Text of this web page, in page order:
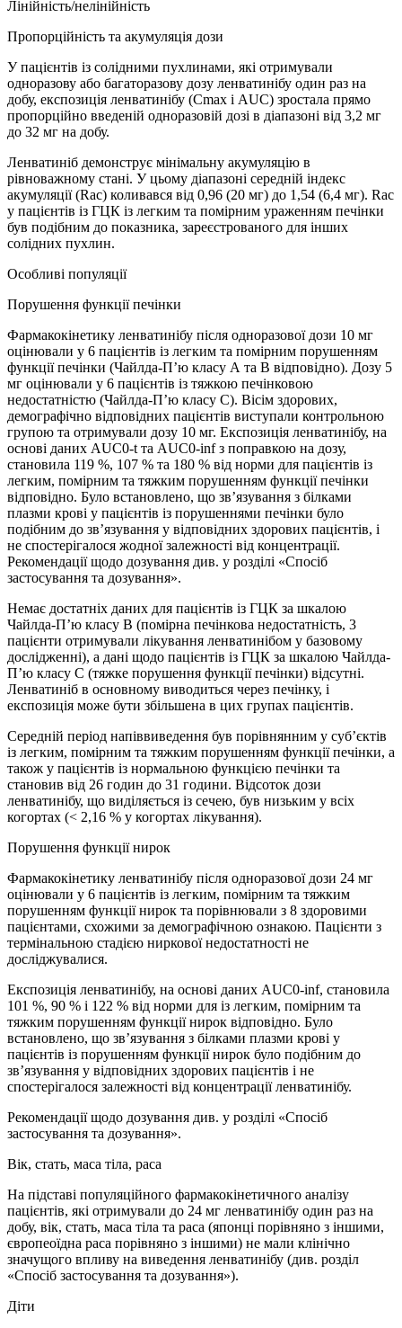
Лінійність/нелінійність
Пропорційність та акумуляція дози
У пацієнтів із солідними пухлинами, які отримували
одноразову або багаторазову дозу ленватинібу один раз на
добу, експозиція ленватинібу (Cmax і AUC) зростала прямо
пропорційно введеній одноразовій дозі в діапазоні від 3,2 мг
до 32 мг на добу.
Ленватиніб демонструє мінімальну акумуляцію в
рівноважному стані. У цьому діапазоні середній індекс
акумуляції (Rac) коливався від 0,96 (20 мг) до 1,54 (6,4 мг). Rac
у пацієнтів із ГЦК із легким та помірним ураженням печінки
був подібним до показника, зареєстрованого для інших
солідних пухлин.
Особливі популяції
Порушення функції печінки
Фармакокінетику ленватинібу після одноразової дози 10 мг
оцінювали у 6 пацієнтів із легким та помірним порушенням
функції печінки (Чайлда-П’ю класу А та В відповідно). Дозу 5
мг оцінювали у 6 пацієнтів із тяжкою печінковою
недостатністю (Чайлда-П’ю класу C). Вісім здорових,
демографічно відповідних пацієнтів виступали контрольною
групою та отримували дозу 10 мг. Експозиція ленватинібу, на
основі даних AUC0-t та AUC0-inf з поправкою на дозу,
становила 119 %, 107 % та 180 % від норми для пацієнтів із
легким, помірним та тяжким порушенням функції печінки
відповідно. Було встановлено, що зв’язування з білками
плазми крові у пацієнтів із порушеннями печінки було
подібним до зв’язування у відповідних здорових пацієнтів, і
не спостерігалося жодної залежності від концентрації.
Рекомендації щодо дозування див. у розділі «Спосіб
застосування та дозування».
Немає достатніх даних для пацієнтів із ГЦК за шкалою
Чайлда-П’ю класу В (помірна печінкова недостатність, 3
пацієнти отримували лікування ленватинібом у базовому
дослідженні), а дані щодо пацієнтів із ГЦК за шкалою Чайлда-
П’ю класу C (тяжке порушення функції печінки) відсутні.
Ленватиніб в основному виводиться через печінку, і
експозиція може бути збільшена в цих групах пацієнтів.
Середній період напіввиведення був порівнянним у суб’єктів
із легким, помірним та тяжким порушенням функції печінки, а
також у пацієнтів із нормальною функцією печінки та
становив від 26 годин до 31 години. Відсоток дози
ленватинібу, що виділяється із сечею, був низьким у всіх
когортах (< 2,16 % у когортах лікування).
Порушення функції нирок
Фармакокінетику ленватинібу після одноразової дози 24 мг
оцінювали у 6 пацієнтів із легким, помірним та тяжким
порушенням функції нирок та порівнювали з 8 здоровими
пацієнтами, схожими за демографічною ознакою. Пацієнти з
термінальною стадією ниркової недостатності не
досліджувалися.
Експозиція ленватинібу, на основі даних AUC0-inf, становила
101 %, 90 % і 122 % від норми для із легким, помірним та
тяжким порушенням функції нирок відповідно. Було
встановлено, що зв’язування з білками плазми крові у
пацієнтів із порушенням функції нирок було подібним до
зв’язування у відповідних здорових пацієнтів і не
спостерігалося залежності від концентрації ленватинібу.
Рекомендації щодо дозування див. у розділі «Спосіб
застосування та дозування».
Вік, стать, маса тіла, раса
На підставі популяційного фармакокінетичного аналізу
пацієнтів, які отримували до 24 мг ленватинібу один раз на
добу, вік, стать, маса тіла та раса (японці порівняно з іншими,
європеоїдна раса порівняно з іншими) не мали клінічно
значущого впливу на виведення ленватинібу (див. розділ
«Спосіб застосування та дозування»).
Діти